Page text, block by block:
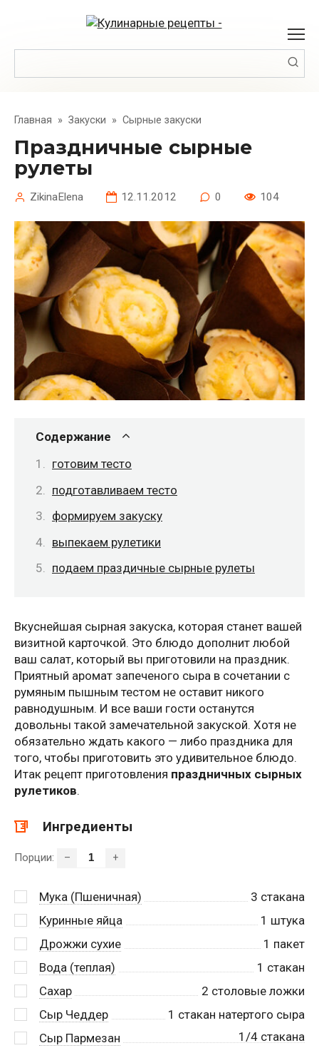
Главная » Закуски » Сырные закуски
Праздничные сырные
рулеты
ZikinaElena 12.11.2012 0 104
Содержание
готовим тесто
подготавливаем тесто
формируем закуску
выпекаем рулетики
подаем праздичные сырные рулеты
Вкуснейшая сырная закуска, которая станет вашей
визитной карточкой. Это блюдо дополнит любой
ваш салат, который вы приготовили на праздник.
Приятный аромат запеченого сыра в сочетании с
румяным пышным тестом не оставит никого
равнодушным. И все ваши гости останутся
довольны такой замечательной закуской. Хотя не
обязательно ждать какого — либо праздника для
того, чтобы приготовить это удивительное блюдо.
Итак рецепт приготовления праздничных сырных
рулетиков.
Ингредиенты
Порции: – +
Мука (Пшеничная) 3 стакана
Куринные яйца
1 штука
Дрожжи сухие
1 пакет
Вода (теплая)
1 стакан
Сахар
2 столовые ложки
Сыр Чеддер
1 стакан натертого сыра
Сыр Пармезан
1/4 стакана